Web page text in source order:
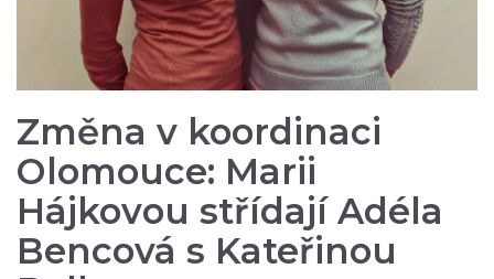
Změna v koordinaci
Olomouce: Marii
Hájkovou střídají Adéla
Bencová s Kateřinou